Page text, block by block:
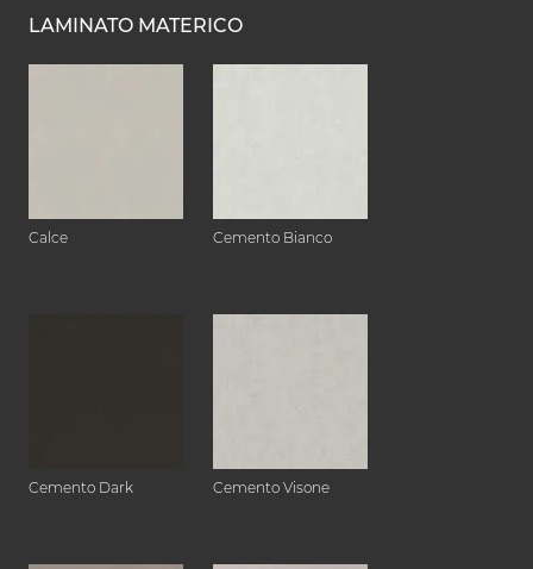
LAMINATO MATERICO
Calce Cemento Bianco
Cemento Dark Cemento Visone